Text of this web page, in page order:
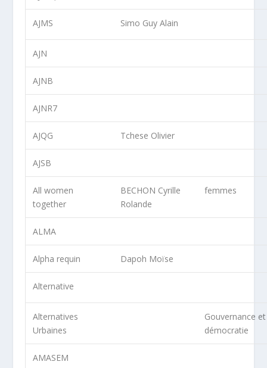
AJMS Simo Guy Alain
AJN
AJNB
AJNR7
AJQG Tchese Olivier
AJSB
All women
together
BECHON Cyrille
Rolande
femmes
ALMA
Alpha requin Dapoh Moïse
Alternative
Alternatives
Urbaines
Gouvernance et
démocratie
AMASEM